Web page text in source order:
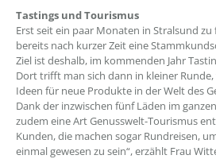
Tastings und Tourismus
Erst seit ein paar Monaten in Stralsund
bereits nach kurzer Zeit eine
Ziel ist deshalb, im kommenden Jahr
Dort trifft man sich dann in kleiner
Ideen für neue Produkte in der Welt des
Dank der inzwischen fünf Läden im
zudem eine Art Genusswelt-Tourismus
Kunden, die machen sogar Rundreisen,
einmal gewesen zu sein“, erzählt Frau